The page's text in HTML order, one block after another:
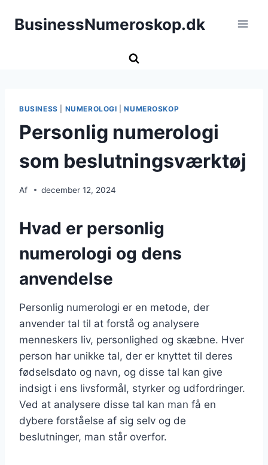
BusinessNumeroskop.dk
BUSINESS NUMEROLOGI |NUMEROSKOP
Personlig numerologi
som beslutningsværktøj
Af december 12, 2024
Hvad er personlig
numerologi og dens
anvendelse
Personlig numerologi er en metode, der
anvender tal til at forstå og analysere
menneskers liv, personlighed og skæbne. Hver
person har unikke tal, der er knyttet til deres
fødselsdato og navn, og disse tal kan give
indsigt i ens livsformål, styrker og udfordringer.
Ved at analysere disse tal kan man få en
dybere forståelse af sig selv og de
beslutninger, man står overfor.